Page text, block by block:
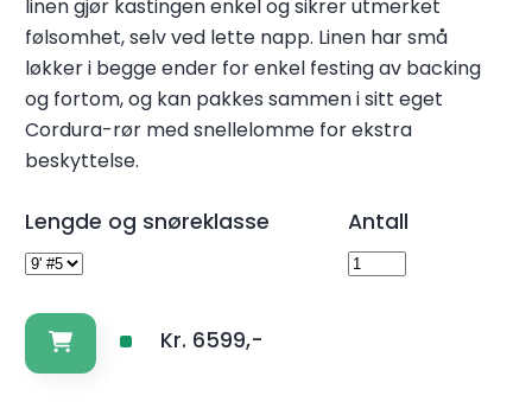
linen gjør kastingen enkel og sikrer utmerket
følsomhet, selv ved lette napp. Linen har små
løkker i begge ender for enkel festing av backing
og fortom, og kan pakkes sammen i sitt eget
Cordura-rør med snellelomme for ekstra
beskyttelse.
Lengde og snøreklasse Antall
Kr. 6599,-